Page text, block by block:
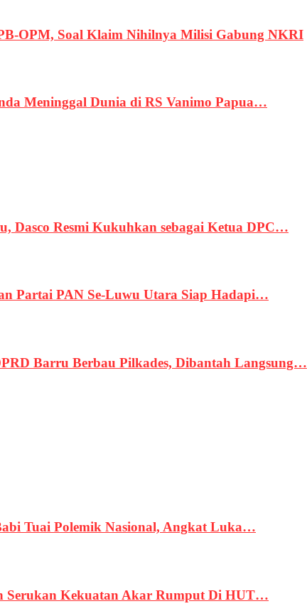
OPM, Soal Klaim Nihilnya Milisi Gabung NKRI
Meninggal Dunia di RS Vanimo Papua…
Dasco Resmi Kukuhkan sebagai Ketua DPC…
Partai PAN Se-Luwu Utara Siap Hadapi…
Barru Berbau Pilkades, Dibantah Langsung…
Tuai Polemik Nasional, Angkat Luka…
Serukan Kekuatan Akar Rumput Di HUT…